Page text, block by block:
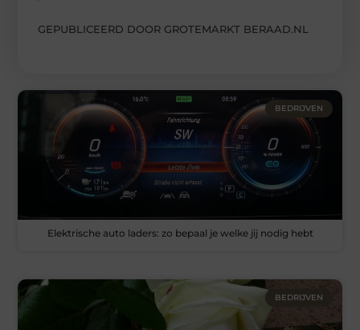
GEPUBLICEERD DOOR GROTEMARKT BERAAD.NL
BEDRIJVEN
Elektrische auto laders: zo bepaal je welke jij nodig hebt
BEDRIJVEN